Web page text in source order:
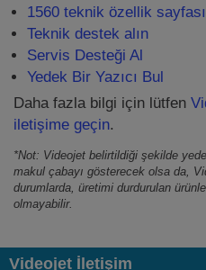
1560 teknik özellik
Teknik destek alın
Servis Desteği Al
Yedek Bir Yazıcı Bul
Daha fazla bilgi için lütfen
iletişime geçin.
*Not: Videojet belirtildiği şekilde
makul çabayı gösterecek olsa da,
durumlarda, üretimi durdurulan
olmayabilir.
Videojet İletişim